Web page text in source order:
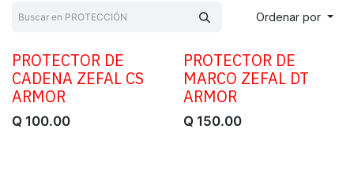
Ordenar por
PROTECTOR DE
CADENA ZEFAL CS
ARMOR
Q 100.00
PROTECTOR DE
MARCO ZEFAL DT
ARMOR
Q 150.00